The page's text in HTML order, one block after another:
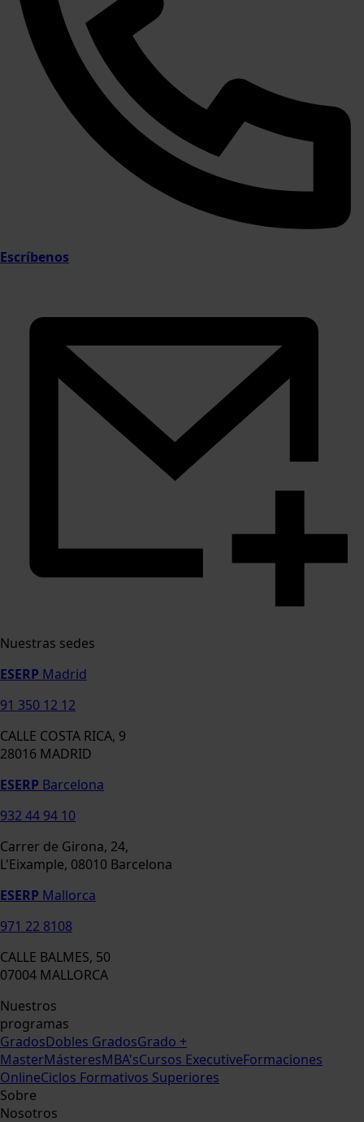
Escríbenos
Nuestras sedes
ESERP Madrid
91 350 12 12
CALLE COSTA RICA, 9
28016 MADRID
ESERP Barcelona
932 44 94 10
Carrer de Girona, 24,
L'Eixample, 08010 Barcelona
ESERP Mallorca
971 22 8108
CALLE BALMES, 50
07004 MALLORCA
Nuestros
programas
GradosDobles GradosGrado +
MasterMásteresMBA'sCursos ExecutiveFormaciones
OnlineCiclos Formativos Superiores
Sobre
Nosotros